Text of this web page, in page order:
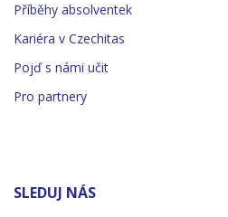
Příběhy absolventek
Kariéra v Czechitas
Pojď s námi učit
Pro partnery
SLEDUJ NÁS